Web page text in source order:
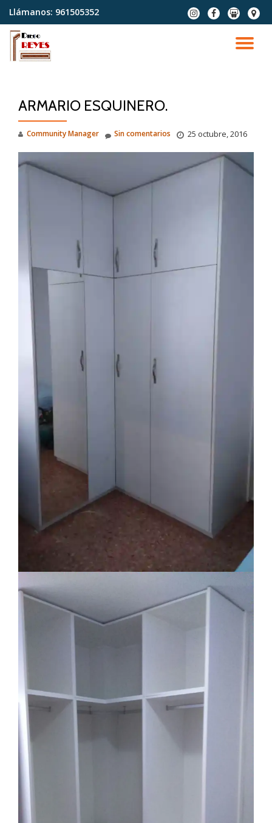
Saltar
contenido
Llámanos: 961505352
fa-
instagram
fa-
facebook
fa-
slideshare
fa-
map-
ARMARIO ESQUINERO.
Community Manager 25 octubre, 2016
Sin comentarios